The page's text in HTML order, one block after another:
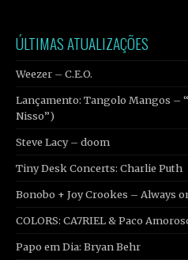
ÚLTIMAS ATUALIZAÇÕES
Weezer – C.E.O.
Lançamento: Tangolo Mangos –
Nisso”)
Steve Lacy – doom
Tiny Desk Concerts: Charlie Puth
Bonobo + Joy Crookes – Always
COLORS: CA7RIEL & Paco
Papo em Dia: Bryan Behr